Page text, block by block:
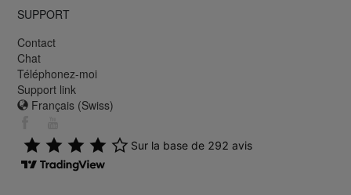
SUPPORT
Contact
Chat
Téléphonez-moi
Support link
Français (Swiss)